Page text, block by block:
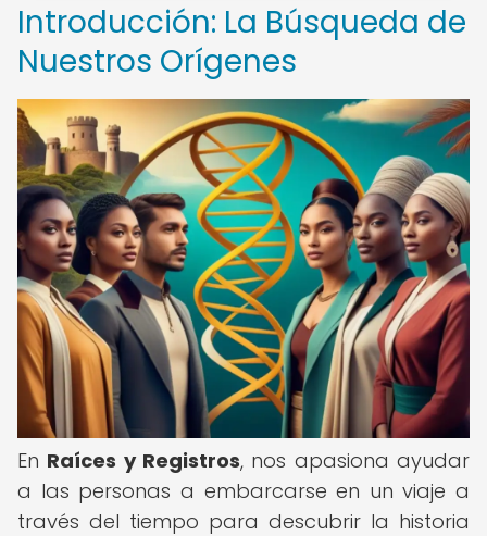
Introducción: La Búsqueda de
Nuestros Orígenes
En Raíces y Registros, nos apasiona ayudar
a las personas a embarcarse en un viaje a
través del tiempo para descubrir la historia